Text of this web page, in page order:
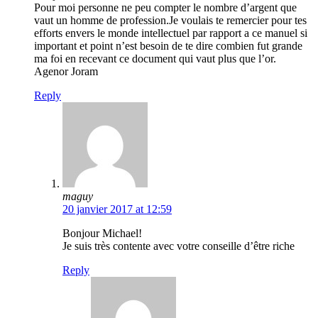
Pour moi personne ne peu compter le nombre d’argent que
vaut un homme de profession.Je voulais te remercier pour tes
efforts envers le monde intellectuel par rapport a ce manuel si
important et point n’est besoin de te dire combien fut grande
ma foi en recevant ce document qui vaut plus que l’or.
Agenor Joram
Reply
maguy
20 janvier 2017 at 12:59
Bonjour Michael!
Je suis très contente avec votre conseille d’être riche
Reply